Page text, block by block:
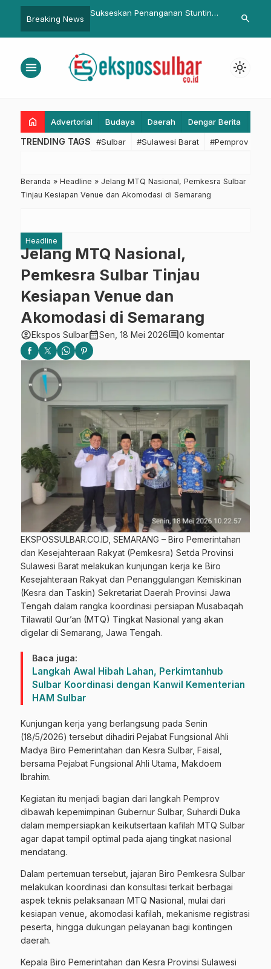
Breaking News
dan Biddokkes Polda
Pemberdayaan
ESDM Sulbar Kawal Ketat
LPN di Sungai Lariang
Samsat
Pinggir
search
menu light_mode
home Advertorial Budaya Daerah Dengar Berita
TRENDING TAGS #Sulbar #Sulawesi Barat #Pemprov
Beranda » Headline » Jelang MTQ Nasional, Pemkesra Sulbar
Tinjau Kesiapan Venue dan Akomodasi di Semarang
Headline
Jelang MTQ Nasional,
Pemkesra Sulbar Tinjau
Kesiapan Venue dan
Akomodasi di Semarang
account_circleEkspos Sulbarcalendar_monthSen, 18 Mei 2026comment0 komentar
EKSPOSSULBAR.CO.ID, SEMARANG – Biro Pemerintahan
dan Kesejahteraan Rakyat (Pemkesra) Setda Provinsi
Sulawesi Barat melakukan kunjungan kerja ke Biro
Kesejahteraan Rakyat dan Penanggulangan Kemiskinan
(Kesra dan Taskin) Sekretariat Daerah Provinsi Jawa
Tengah dalam rangka koordinasi persiapan Musabaqah
Tilawatil Qur’an (MTQ) Tingkat Nasional yang akan
digelar di Semarang, Jawa Tengah.
Baca juga:
Langkah Awal Hibah Lahan, Perkimtanhub
Sulbar Koordinasi dengan Kanwil Kementerian
HAM Sulbar
Kunjungan kerja yang berlangsung pada Senin
(18/5/2026) tersebut dihadiri Pejabat Fungsional Ahli
Madya Biro Pemerintahan dan Kesra Sulbar, Faisal,
bersama Pejabat Fungsional Ahli Utama, Makdoem
Ibrahim.
Kegiatan itu menjadi bagian dari langkah Pemprov
dibawah kepemimpinan Gubernur Sulbar, Suhardi Duka
dalam mempersiapkan keikutsertaan kafilah MTQ Sulbar
agar dapat tampil optimal pada ajang tingkat nasional
mendatang.
Dalam pertemuan tersebut, jajaran Biro Pemkesra Sulbar
melakukan koordinasi dan konsultasi terkait berbagai
aspek teknis pelaksanaan MTQ Nasional, mulai dari
kesiapan venue, akomodasi kafilah, mekanisme registrasi
peserta, hingga dukungan pelayanan bagi kontingen
daerah.
Kepala Biro Pemerintahan dan Kesra Provinsi Sulawesi